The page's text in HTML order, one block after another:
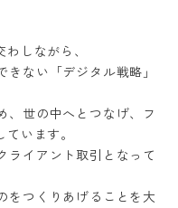
しながら、
ない「デジタル戦略」
、世の中へとつなげ、フ
います。
ライアント取引となって
をつくりあげることを大